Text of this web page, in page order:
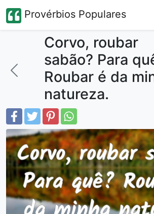
Provérbios Populares
Corvo, roubar
sabão? Para
Roubar é da
natureza.